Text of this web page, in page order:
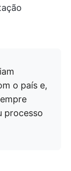
o país e,
processo